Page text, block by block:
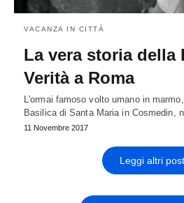
VACANZA IN CITTÀ
La vera storia della
Verità a Roma
L'ormai famoso volto umano in
Basilica di Santa Maria in Cosmedin,
11 Novembre 2017
Leggi altri post